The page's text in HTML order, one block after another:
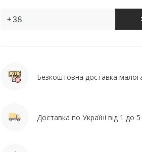
Безкоштовна доставка
Доставка по Україні від 1 до 5